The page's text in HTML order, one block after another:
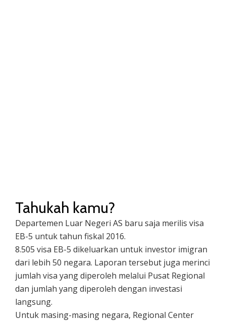
Tahukah kamu?
Departemen Luar Negeri AS baru saja merilis visa
EB-5 untuk tahun fiskal 2016.
8.505 visa EB-5 dikeluarkan untuk investor imigran
dari lebih 50 negara. Laporan tersebut juga merinci
jumlah visa yang diperoleh melalui Pusat Regional
dan jumlah yang diperoleh dengan investasi
langsung.
Untuk masing-masing negara, Regional Center